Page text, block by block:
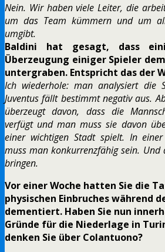
Nein. Wir haben viele Leiter, die
um das Team kümmern und um
umgibt.
Baldini hat gesagt, dass
Überzeugung einiger Spieler
untergraben. Entspricht das der
Ich wiederhole: man analysiert die
Juventus fällt bestimmt negativ aus.
überzeugt davon, dass die
verfügt und man muss sie davon
einer wichtigen Stadt spielt. In
muss man konkurrenzfähig sein.
bringen.
Vor einer Woche hatten Sie die
physischen Einbruches während
dementiert. Haben Sie nun
Gründe für die Niederlage in
denken Sie über Colantuono?